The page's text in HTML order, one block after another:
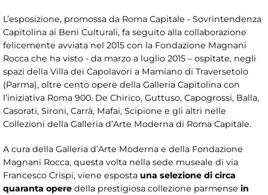
L’esposizione, promossa da Roma Capitale - Sovrintendenza
Capitolina ai Beni Culturali, fa seguito alla collaborazione
felicemente avviata nel 2015 con la Fondazione Magnani
Rocca che ha visto - da marzo a luglio 2015 – ospitate, negli
spazi della Villa dei Capolavori a Mamiano di Traversetolo
(Parma), oltre cento opere della Galleria Capitolina con
l’iniziativa Roma 900. De Chirico, Guttuso, Capogrossi, Balla,
Casorati, Sironi, Carrà, Mafai, Scipione e gli altri nelle
Collezioni della Galleria d’Arte Moderna di Roma Capitale.
A cura della Galleria d’Arte Moderna e della Fondazione
Magnani Rocca, questa volta nella sede museale di via
Francesco Crispi, viene esposta una selezione di circa
quaranta opere della prestigiosa collezione parmense in